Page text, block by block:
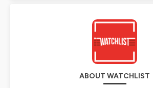
ABOUT WATCHLIST